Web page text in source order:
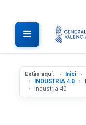
Estàs aquí: Inici
INDUSTRIA 4.0
Industria 40